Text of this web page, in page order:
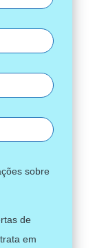
sobre
de
em